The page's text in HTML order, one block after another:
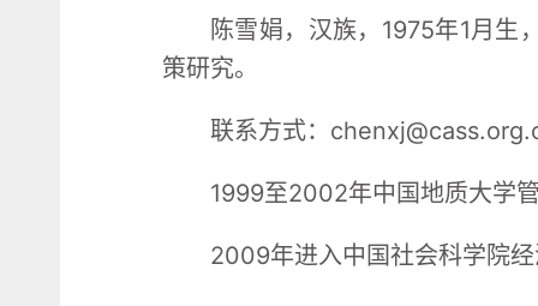
陈雪娟，汉族，1975年1月生
策研究。
联系方式：
1999至2002年中国地质大学
2009年进入中国社会科学院